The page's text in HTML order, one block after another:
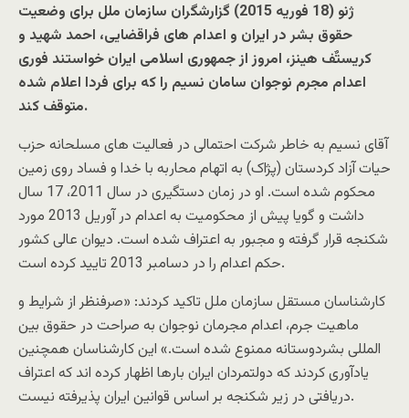
ژنو (18 فوریه 2015) گزارشگران سازمان ملل برای وضعیت
حقوق بشر در ایران و اعدام های فراقضایی، احمد شهید و
کریستٌف هینز، امروز از جمهوری اسلامی ایران خواستند فوری
اعدام مجرم نوجوان سامان نسیم را که برای فردا اعلام شده
متوقف کند.
آقای نسیم به خاطر شرکت احتمالی در فعالیت های مسلحانه حزب
حیات آزاد کردستان (پژاک) به اتهام محاربه با خدا و فساد روی زمین
محکوم شده است. او در زمان دستگیری در سال 2011، 17 سال
داشت و گویا پیش از محکومیت به اعدام در آوریل 2013 مورد
شکنجه قرار گرفته و مجبور به اعتراف شده است. دیوان عالی کشور
حکم اعدام را در دسامبر 2013 تایید کرده است.
کارشناسان مستقل سازمان ملل تاکید کردند: «صرفنظر از شرایط و
ماهیت جرم، اعدام مجرمان نوجوان به صراحت در حقوق بین
المللی بشردوستانه ممنوع شده است.» این کارشناسان همچنین
یادآوری کردند که دولتمردان ایران بارها اظهار کرده اند که اعتراف
دریافتی در زیر شکنجه بر اساس قوانین ایران پذیرفته نیست.